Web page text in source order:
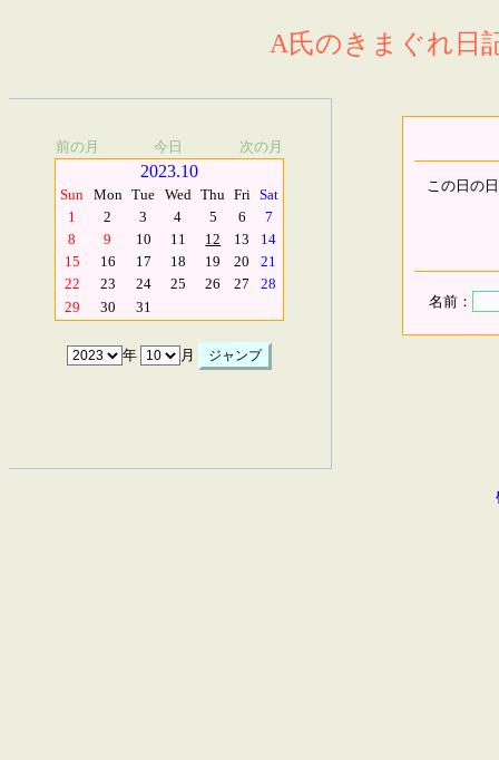
A氏のきまぐれ日
前の月 今日 次の月
2023.10
Sun Mon Tue Wed Thu Fri Sat
1
2 3 4 5 6
7
8
9 10 11 12 13
14
15
16 17 18 19 20
21
22
23 24 25 26 27
28
29
30 31
年 月
この日の
名前：